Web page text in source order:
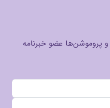
و پروموشن‌ها عضو خبرنامه